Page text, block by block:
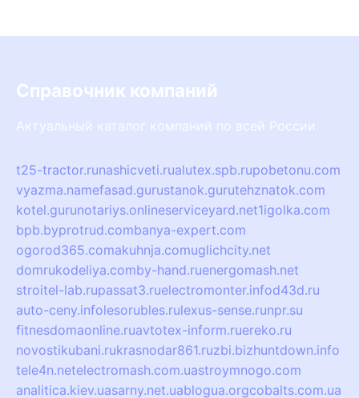
Справочник компаний
Актуальный каталог компаний по всей России
t25-tractor.runashicveti.rualutex.spb.rupobetonu.com
vyazma.namefasad.gurustanok.gurutehznatok.com
kotel.gurunotariys.onlineserviceyard.net1igolka.com
bpb.byprotrud.combanya-expert.com
ogorod365.comakuhnja.comuglichcity.net
domrukodeliya.comby-hand.ruenergomash.net
stroitel-lab.rupassat3.ruelectromonter.infod43d.ru
auto-ceny.infolesorubles.rulexus-sense.runpr.su
fitnesdomaonline.ruavtotex-inform.ruereko.ru
novostikubani.rukrasnodar861.ruzbi.bizhuntdown.info
tele4n.netelectromash.com.uastroymnogo.com
analitica.kiev.uasarny.net.uablogua.orgcobalts.com.ua